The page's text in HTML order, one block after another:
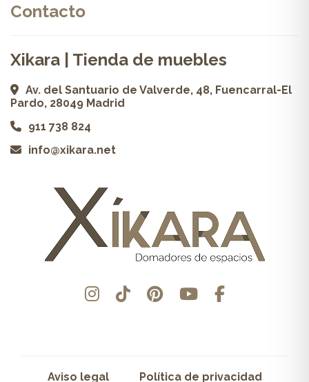
Contacto
Xikara | Tienda de muebles
Av. del Santuario de Valverde, 48, Fuencarral-El
Pardo, 28049 Madrid
911 738 824
info@xikara.net
Aviso legal Política de privacidad